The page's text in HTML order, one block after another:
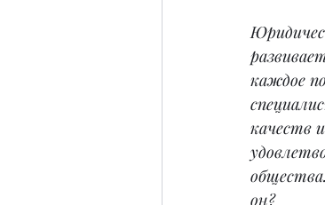
каждое
качеств
он?